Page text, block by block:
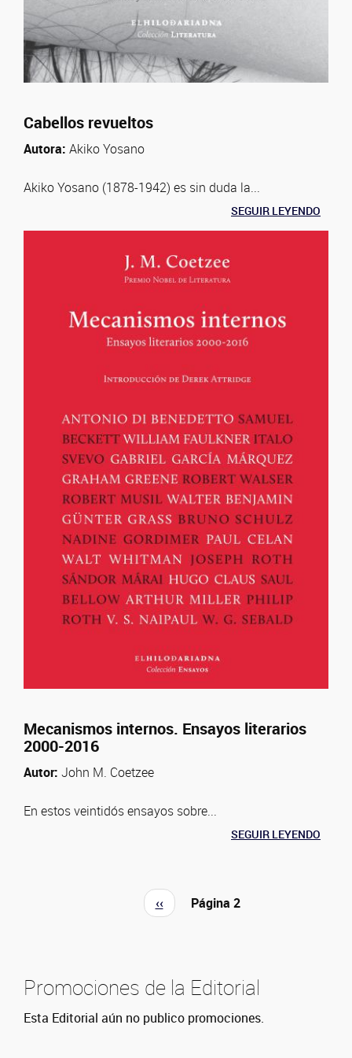
Cabellos revueltos
Autora: Akiko Yosano
Akiko Yosano (1878-1942) es sin duda la...
SEGUIR LEYENDO
Mecanismos internos. Ensayos literarios
2000-2016
Autor: John M. Coetzee
En estos veintidós ensayos sobre...
SEGUIR LEYENDO
P
á
a
a
‹‹ Página 2
Promociones de la Editorial
Esta Editorial aún no publico promociones.